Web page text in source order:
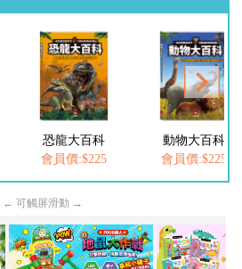
恐龍大百科
會員價:$225
動物大百科
會員價:$225
← 可觸屏滑動 →